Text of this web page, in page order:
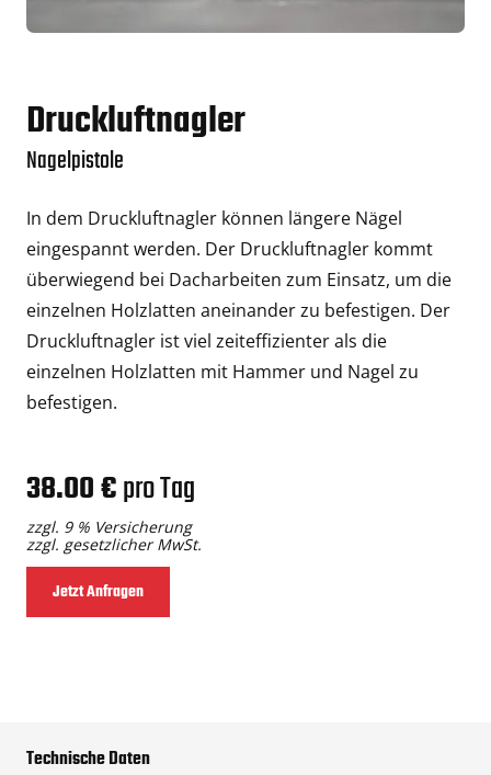
Druckluftnagler
Nagelpistole
In dem Druckluftnagler können längere Nägel
eingespannt werden. Der Druckluftnagler kommt
überwiegend bei Dacharbeiten zum Einsatz, um die
einzelnen Holzlatten aneinander zu befestigen. Der
Druckluftnagler ist viel zeiteffizienter als die
einzelnen Holzlatten mit Hammer und Nagel zu
befestigen.
38.00 €pro Tag
zzgl. 9 % Versicherung
zzgl. gesetzlicher MwSt.
Jetzt Anfragen
Technische Daten